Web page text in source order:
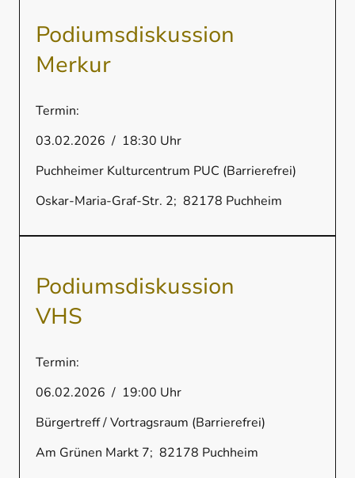
Podiumsdiskussion
Merkur
Termin:
03.02.2026 / 18:30 Uhr
Puchheimer Kulturcentrum PUC (Barrierefrei)
Oskar-Maria-Graf-Str. 2; 82178 Puchheim
Podiumsdiskussion
VHS
Termin:
06.02.2026 / 19:00 Uhr
Bürgertreff / Vortragsraum (Barrierefrei)
Am Grünen Markt 7; 82178 Puchheim